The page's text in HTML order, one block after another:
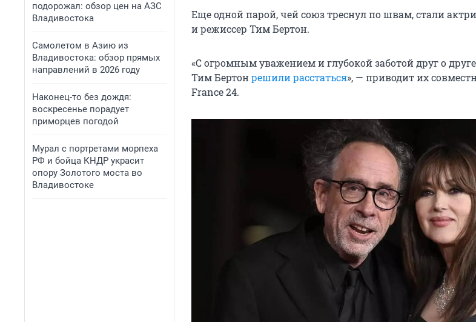
подорожал: обзор цен на АЗС
Владивостока
Самолетом в Азию из
Владивостока: обзор прямых
направлений в 2026 году
Наконец-то без дождя:
воскресенье порадует
приморцев погодой
Мурал с портретами морпеха
РФ и бойца КНДР украсит
опору Золотого моста во
Владивостоке
Еще одной парой, чей союз треснул по швам, стали
и режиссер Тим Бертон.
«С огромным уважением и глубокой заботой друг о
Тим Бертонрешили расстаться», — приводит их
France 24.